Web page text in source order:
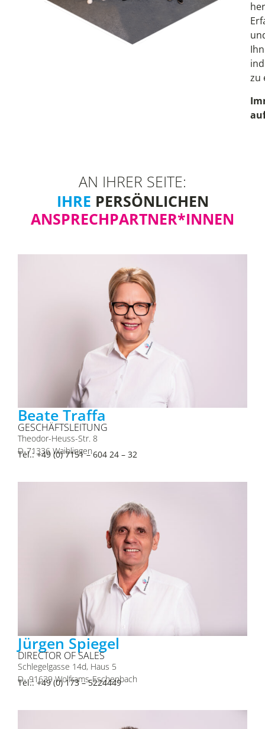
zu
AN IHRER SEITE:
IHRE PERSÖNLICHEN
ANSPRECHPARTNER*INNEN
Beate Traffa
GESCHÄFTSLEITUNG
Theodor-Heuss-Str. 8
D-71336 Waiblingen
Tel.: +49 (0) 7151 – 604 24 – 32
Jürgen Spiegel
DIRECTOR OF SALES
Schlegelgasse 14d, Haus 5
D- 91639 Wolframs-Eschenbach
Tel.: +49 (0) 173 – 5224449